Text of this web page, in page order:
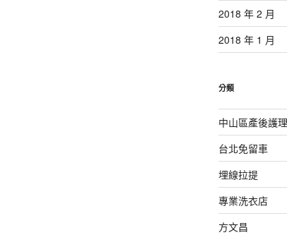
2018 年 2 月
2018 年 1 月
分類
中山區產後護
台北免留車
埋線拉提
專業洗衣店
方文昌